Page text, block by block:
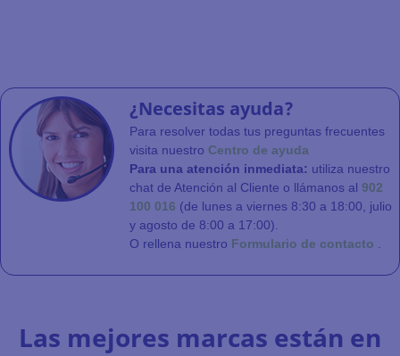
¿Necesitas ayuda?
Para resolver todas tus preguntas frecuentes
visita nuestro Centro de ayuda
Para una atención inmediata: utiliza nuestro
chat de Atención al Cliente o llámanos al 902
100 016 (de lunes a viernes 8:30 a 18:00, julio
y agosto de 8:00 a 17:00).
O rellena nuestro Formulario de contacto
Las mejores marcas están en